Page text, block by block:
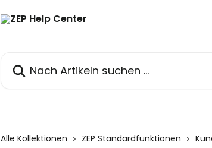
Alle Kollektionen ZEP Standardfunktionen